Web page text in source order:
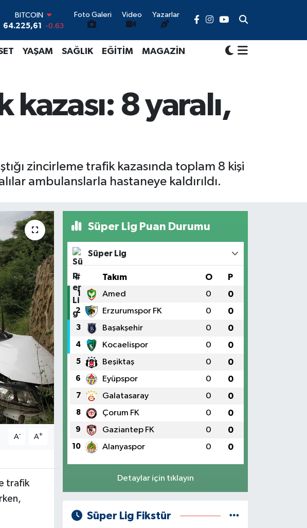
DOLAR
47,7143
0.16
EURO
55,0317 -0.02
6510.40
BİST100
13.799 70
Foto Galeri Video Yazarlar
YAŞAM SAĞLIK EĞİTİM MAGAZİN
8 yaralı,
zincirleme trafik kazasında toplam 8 kişi
ambulanslarla hastaneye kaldırıldı.
A- A+
trafik
Süper Lig Puan Durumu
Süper Lig
# Takım O P
1 Amed 0 0
2 Erzurumspor FK 0 0
3 Başakşehir 0 0
4 Kocaelispor 0 0
5 Beşiktaş 0 0
6 Eyüpspor 0 0
7 Galatasaray 0 0
8 Çorum FK 0 0
9 Gaziantep FK 0 0
10 Alanyaspor 0 0
Detaylar için tıklayın
Süper Lig Fikstür